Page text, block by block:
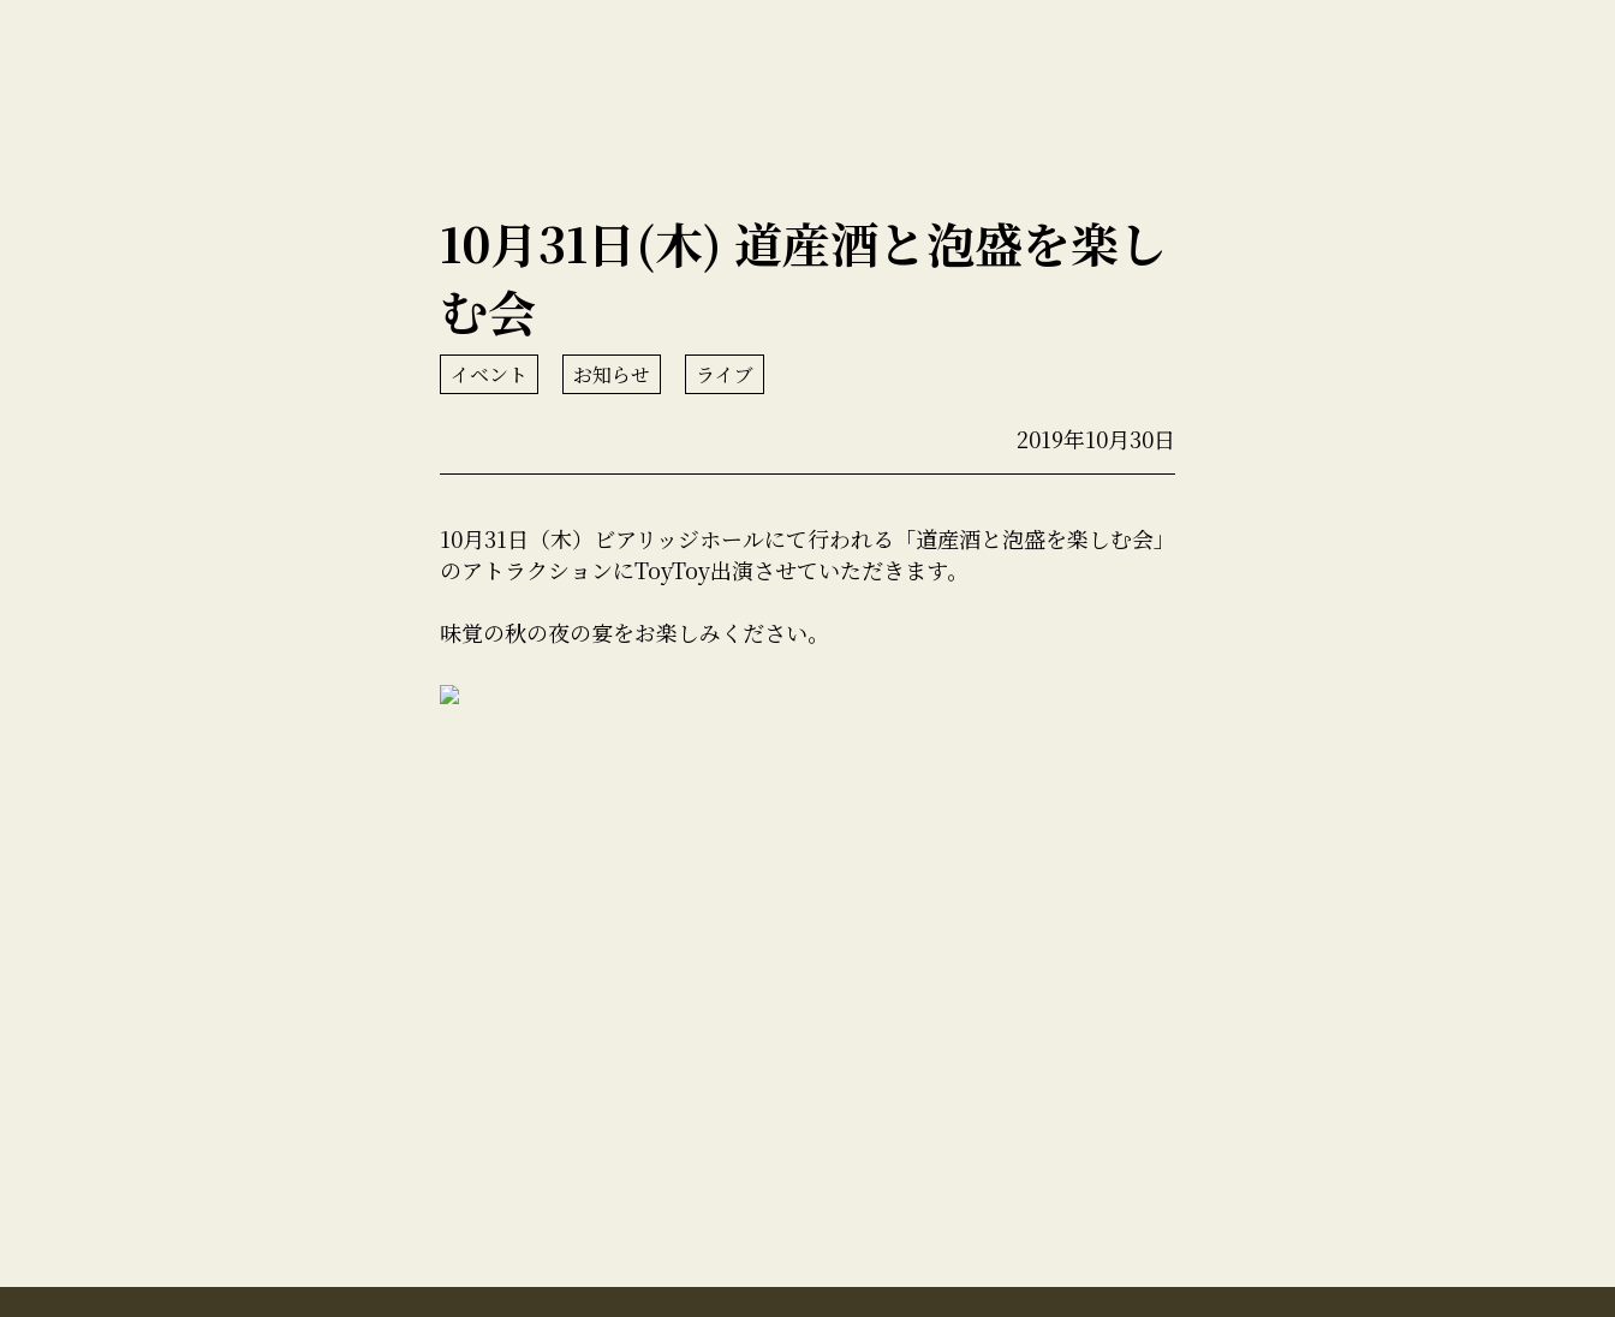
10月31日(木) 道産酒と泡盛を楽し
む会
イベント お知らせ ライブ
2019年10月30日
10月31日（木）ビアリッジホールにて行われる「道産酒と泡盛を楽しむ会」
のアトラクションにToyToy出演させていただきます。
味覚の秋の夜の宴をお楽しみください。